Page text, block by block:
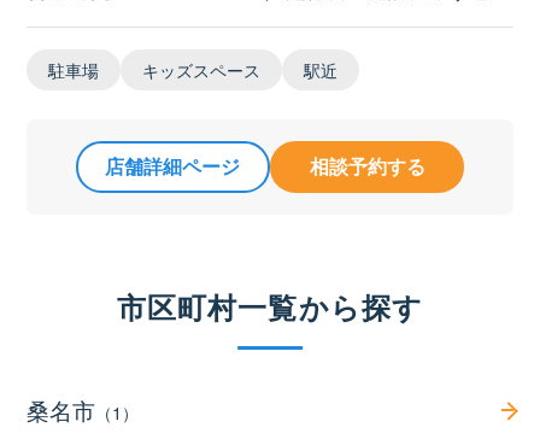
駐車場 キッズスペース 駅近
店舗詳細ページ 相談予約する
市区町村一覧から探す
桑名市 （1）